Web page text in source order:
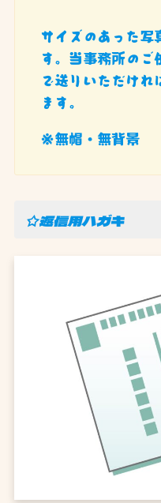
サイズのあった写
す。当事務所のご
で送りいただけれ
ます。
※無帽・無背景
☆返信用ハガキ